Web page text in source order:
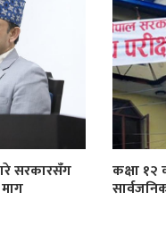
सरकारसँग कक्षा १२